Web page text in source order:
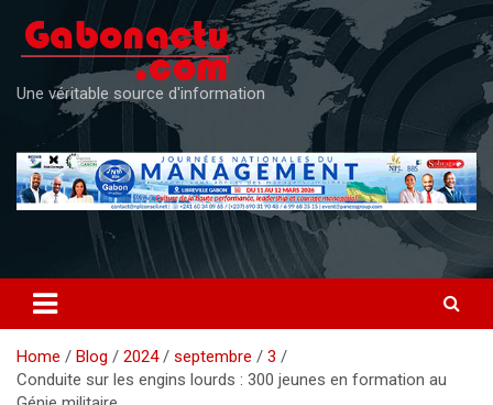
content
Une véritable source d'information
Home Blog 2024 septembre
3
Conduite sur les engins lourds : 300 jeunes en formation au